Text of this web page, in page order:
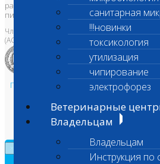
санитарная
!!!новинки
токсикология
утилизация
чипирование
электрофорез
Ветеринарные
Владельцам
Владельцам
Инструкция по
размещенных на сайтеwww.vetlab.ru
письменного разрешения
Член Национальной ветеринарной палаты
(АСРО НВП)
Политика в области персональных
Техническая